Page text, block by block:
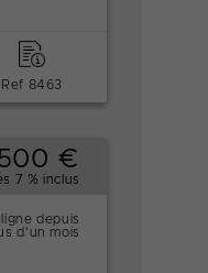
Ref 8463
€
7 % inclus
ligne depuis
d'un mois